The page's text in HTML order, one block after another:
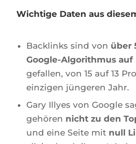
Wichtige Daten aus
Backlinks sind von über
Google-Algorithmus auf
gefallen, von 15 auf 13
einzigen jüngeren Jahr.
Gary Illyes von Google
gehören nicht zu den
und eine Seite mit null